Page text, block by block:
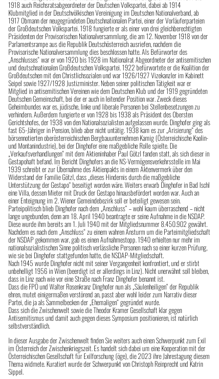
1918 auch Reichsratsabgeordneter der Deutschen Volkspartei, dabei ab 1914
Klubmitglied in der Deutschvölkischen Vereinigung im Deutschen Nationalverband, ab
1917 Obmann der neugegründeten Deutschnationalen Partei, einer der Vorläuferparteien
der Großdeutschen Volkspartei. 1918 fungierte er als einer von drei gleichberechtigten
Präsidenten der Provisorischen Nationalversammlung, die am 12. November 1918 von der
Parlamentsrampe aus die Republik Deutschösterreich ausriefen, nachdem die
Provisorische Nationalversammlung dies beschlossen hatte. Als Befürworter des
„Anschlusses“ war er von 1920 bis 1928 im Nationalrat Abgeordneter der antisemitischen
und deutschnationalen Großdeutschen Volkspartei. 1922 befürwortete er die Koalition der
Großdeutschen mit den Christlichsozialen und war 1926/1927 Vizekanzler im Kabinett
Seipel sowie 1927/1928 Justizminister. Neben seiner politischen Tätigkeit war er
Mitglied in antisemitischen Vereinen wie dem Deutschen Klub und der 1919 gegründeten
Deutschen Gemeinschaft, bei der er auch in leitender Position war. Zweck dieses
Geheimbundes war es, jüdische, linke und liberale Personen bei Stellenbesetzungen zu
verhindern. Außerdem fungierte er von 1928 bis 1938 als Präsident des Obersten
Gerichtshofes, der 1938 von den Nationalsozialisten aufgelassen wurde. Dinghofer ging als
fast 65-Jähriger in Pension, blieb aber nicht untätig. 1938 kam es zur „Arisierung“ des
börsennotierten oberösterreichischen Bergbauunternehmen Kamig (Österreichische Kaolin-
und Montanindustrie), bei der Dinghofer eine maßgebliche Rolle spielte. Die
„Verkaufsverhandlungen“ mit dem Aktieninhaber Paul Götzl fanden statt, als sich dieser in
Gestapohaft befand. Im Bericht Dinghofers an die NS-Vermögensverkehrsstelle im Mai
1939 schreibt er zur Übernahme des Aktienpakts in einem Aktenvermerk über den
Widerstand der Familie Götzl, dass „dieses Hindernis durch die maßgebliche
Unterstützung der Gestapo“ beseitigt worden wäre. Weiters erwarb Dinghofer in Bad Ischl
eine Villa, dessen Mieter mit Druck der Gestapo hinausbefördert worden war. Auch an
einer Enteignung im 2. Wiener Gemeindebezirk soll er beteiligt gewesen sein.
Parteipolitisch blieb Dinghofer nach dem „Anschluss“ – wohl kaum überraschend – nicht
lange ungebunden, denn am 18. April 1940 beantragte er seine Aufnahme in die NSDAP.
Diese wurde ihm bereits am 1. Juli 1940 mit der Mitgliedsnummer 8.450.902 gewährt.
Nachdem es nach dem „Anschluss“ zu einem wahren Ansturm um die Parteimitgliedschaft
der NSDAP gekommen war, gab es einen Aufnahmestopp. 1940 erhielten nur mehr im
nationalsozialistischen Sinne politisch verlässliche Personen nach so einer kurzen Prüfung,
wie sie bei Dinghofer stattgefunden hatte, die NSDAP-Mitgliedschaft.
Nach 1945 wurde Dinghofer nicht mit seiner Vergangenheit konfrontiert, und er stirbt
unbehelligt 1956 in Wien (beerdigt ist er allerdings in Linz). Nicht unerwähnt soll bleiben,
dass in Linz nach wie vor eine Straße nach Franz Dinghofer benannt ist.
Dass die FPÖ und Walter Rosenkranz Dinghofer nun als „Säulenheiligen“ der Republik
ehren, mutet einigermaßen verstörend an, passt aber wohl leider zum Narrativ dieser
Partei, die ja als Sammelbecken der „Ehemaligen“ gegründet wurde.
Dass sich die Zwischenwelt sowie die Theodor Kramer Gesellschaft klar gegen
Antisemitismus und damit auch gegen dieses Symposium positionieren, ist natürlich
selbstverständlich.
In dieser Ausgabe der Zwischenwelt finden Sie weiters auch einen Schwerpunkt zum Exil
im Österreich der Zwischenkriegszeit. Es handelt sich dabei um eine Kooperation mit der
Österreichischen Gesellschaft für Exilforschung (öge), die 2023 ihre Jahrestagung diesem
Thema widmete. Kuratiert wurde der Schwerpunkt von Christoph Reinprecht und Katrin
Sippel.